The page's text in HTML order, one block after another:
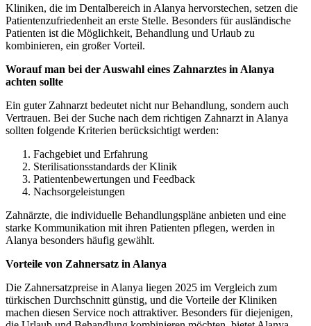
Kliniken, die im Dentalbereich in Alanya hervorstechen, setzen die
Patientenzufriedenheit an erste Stelle. Besonders für ausländische
Patienten ist die Möglichkeit, Behandlung und Urlaub zu
kombinieren, ein großer Vorteil.
Worauf man bei der Auswahl eines Zahnarztes in Alanya
achten sollte
Ein guter Zahnarzt bedeutet nicht nur Behandlung, sondern auch
Vertrauen. Bei der Suche nach dem richtigen Zahnarzt in Alanya
sollten folgende Kriterien berücksichtigt werden:
Fachgebiet und Erfahrung
Sterilisationsstandards der Klinik
Patientenbewertungen und Feedback
Nachsorgeleistungen
Zahnärzte, die individuelle Behandlungspläne anbieten und eine
starke Kommunikation mit ihren Patienten pflegen, werden in
Alanya besonders häufig gewählt.
Vorteile von Zahnersatz in Alanya
Die Zahnersatzpreise in Alanya liegen 2025 im Vergleich zum
türkischen Durchschnitt günstig, und die Vorteile der Kliniken
machen diesen Service noch attraktiver. Besonders für diejenigen,